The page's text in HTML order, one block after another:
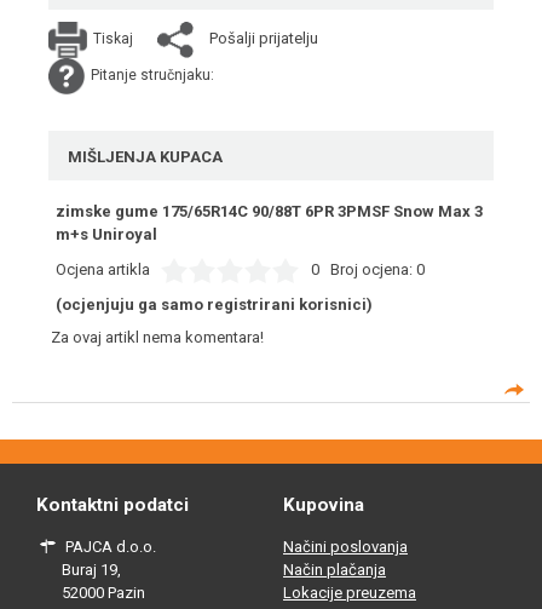
Tiskaj Pošalji prijatelju
Pitanje stručnjaku:
MIŠLJENJA KUPACA
zimske gume 175/65R14C 90/88T 6PR 3PMSF Snow Max 3
m+s Uniroyal
Ocjena artikla
0 Broj ocjena: 0
(ocjenjuju ga samo registrirani korisnici)
Za ovaj artikl nema komentara!
Kontaktni podatci
PAJCA d.o.o.
Buraj 19,
52000 Pazin
Kupovina
Načini poslovanja
Način plačanja
Lokacije preuzema